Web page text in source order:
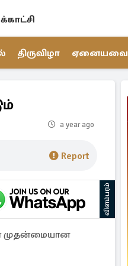
திருவிழா ஏனையவை
a year ago
Report
விளம்பரம்
முதன்மையான